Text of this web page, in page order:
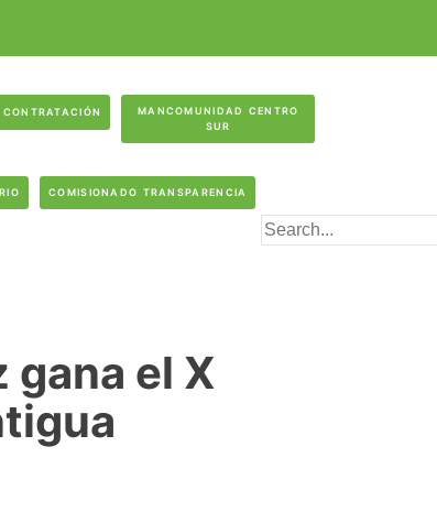
CONTRATACIÓN
MANCOMUNIDAD CENTRO
SUR
COMISIONADO TRANSPARENCIA
gana el X